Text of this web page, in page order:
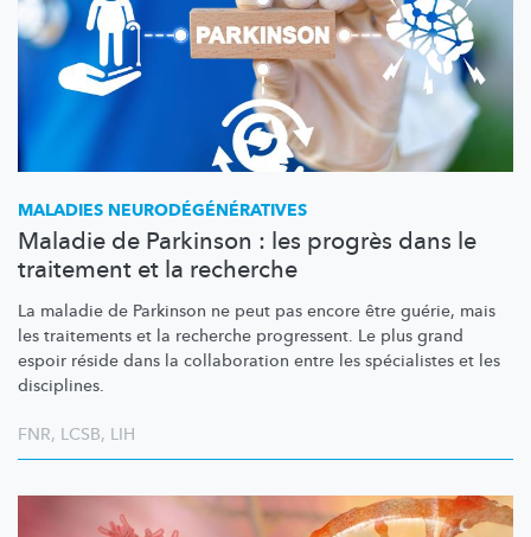
MALADIES NEURODÉGÉNÉRATIVES
Maladie de Parkinson : les progrès dans le
traitement et la recherche
La maladie de Parkinson ne peut pas encore être guérie, mais
les traitements et la recherche progressent. Le plus grand
espoir réside dans la collaboration entre les spécialistes et les
disciplines.
FNR, LCSB, LIH